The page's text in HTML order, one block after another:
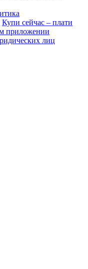
Купи сейчас – плати
приложении
лиц